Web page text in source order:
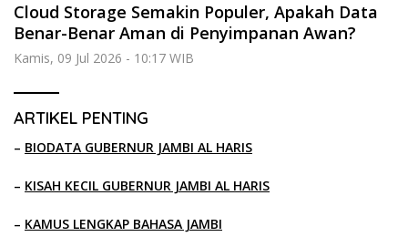
Cloud Storage Semakin Populer, Apakah Data
Benar-Benar Aman di Penyimpanan Awan?
Kamis, 09 Jul 2026 - 10:17 WIB
ARTIKEL PENTING
– BIODATA GUBERNUR JAMBI AL HARIS
– KISAH KECIL GUBERNUR JAMBI AL HARIS
– KAMUS LENGKAP BAHASA JAMBI